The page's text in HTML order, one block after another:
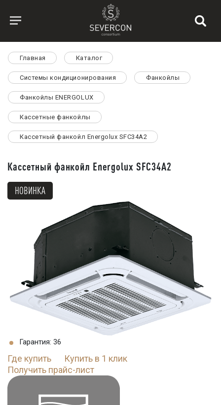
Главная Каталог
Системы кондиционирования Фанкойлы
Фанкойлы ENERGOLUX
Кассетные фанкойлы
Кассетный фанкойл Energolux SFC34A2
Кассетный фанкойл Energolux SFC34A2
НОВИНКА
Гарантия: 36
Где купить
Купить в 1 клик
Получить прайс-лист